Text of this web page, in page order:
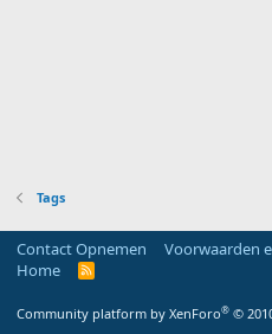
Tags
Contact Opnemen Voorwaarden
Home
R
Community platform by XenForo® ©